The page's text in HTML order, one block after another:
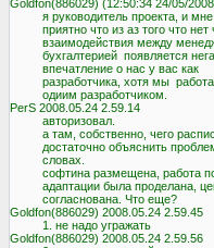
Goldfon(886029) (12:50:34 24/05/
я руководитель проекта, и
приятно что из аз того что
взаимодействия между
бухгалтерией  появляется
          впечатление о нас у вас как
разработчика, хотя мы
          одиим разработчиком.
PerS 2008.05.24 2.59.14
          авторизовал.
а там, собственно, чего
достаточно объяснить
          словах.
софтина размещена, работа
адаптации была проделана,
          согласнована. Что еще?
Goldfon(886029) 2008.05.24 2.59.45
          1. не надо угражать
Goldfon(886029) 2008.05.24 2.59.56